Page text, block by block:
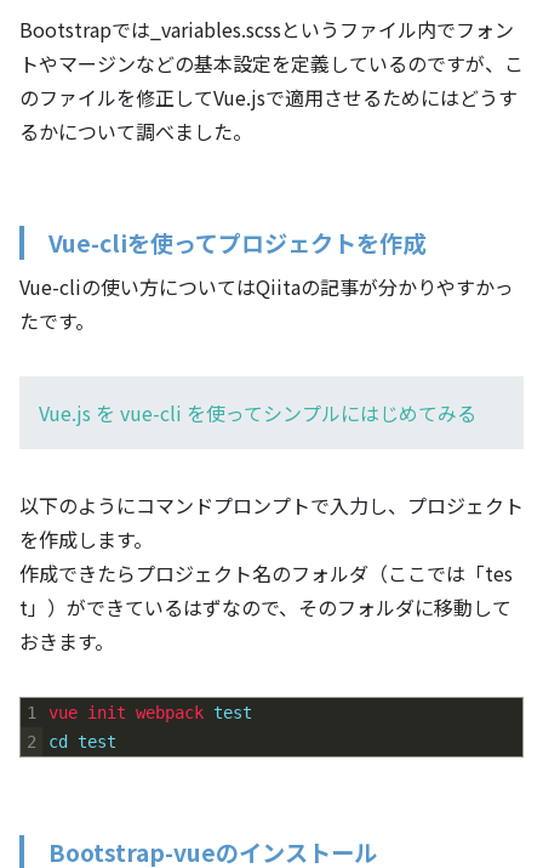
Bootstrapでは_variables.scssというファイル内でフォン
トやマージンなどの基本設定を定義しているのですが、こ
のファイルを修正してVue.jsで適用させるためにはどうす
るかについて調べました。
Vue-cliを使ってプロジェクトを作成
Vue-cliの使い方についてはQiitaの記事が分かりやすかっ
たです。
Vue.js を vue-cli を使ってシンプルにはじめてみる
以下のようにコマンドプロンプトで入力し、プロジェクト
を作成します。
作成できたらプロジェクト名のフォルダ（ここでは「tes
t」）ができているはずなので、そのフォルダに移動して
おきます。
1
2
vue init webpack test
cd
test
Bootstrap-vueのインストール